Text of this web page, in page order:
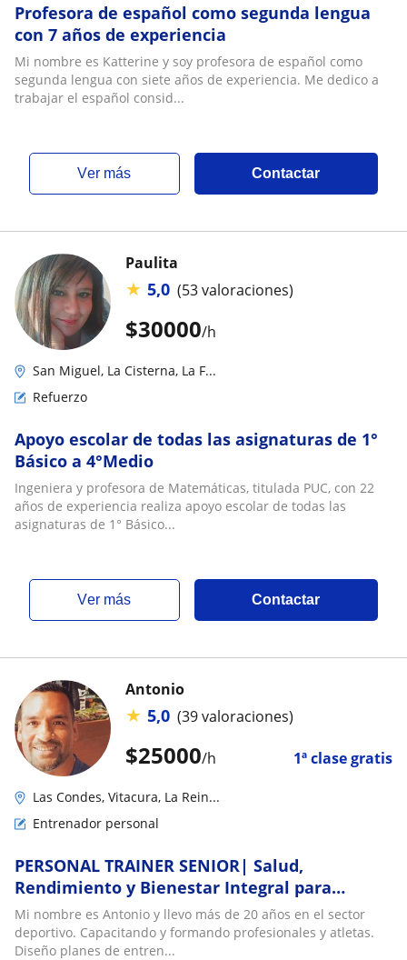
Profesora de español como segunda lengua
con 7 años de experiencia
Mi nombre es Katterine y soy profesora de español como
segunda lengua con siete años de experiencia. Me dedico a
trabajar el español consid...
ver más Contactar
$30000/h
Paulita
★ 5,0 (53 valoraciones)
San Miguel, La Cisterna, La F...
Refuerzo
Apoyo escolar de todas las asignaturas de 1°
Básico a 4°Medio
Ingeniera y profesora de Matemáticas, titulada PUC, con 22
años de experiencia realiza apoyo escolar de todas las
asignaturas de 1° Básico...
ver más Contactar
$25000/h 1ª clase gratis
Antonio
★ 5,0 (39 valoraciones)
Las Condes, Vitacura, La Rein...
Entrenador personal
PERSONAL TRAINER SENIOR| Salud,
Rendimiento y Bienestar Integral para
Ejecutivos y Mayores de +40
Mi nombre es Antonio y llevo más de 20 años en el sector
deportivo. Capacitando y formando profesionales y atletas.
Diseño planes de entren...